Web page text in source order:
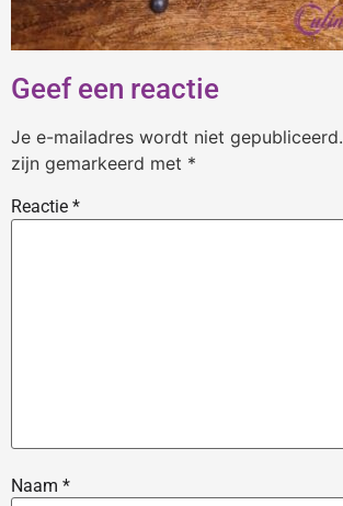
Geef een reactie
Je e-mailadres wordt niet gepubliceerd.
zijn gemarkeerd met *
Reactie *
Naam *